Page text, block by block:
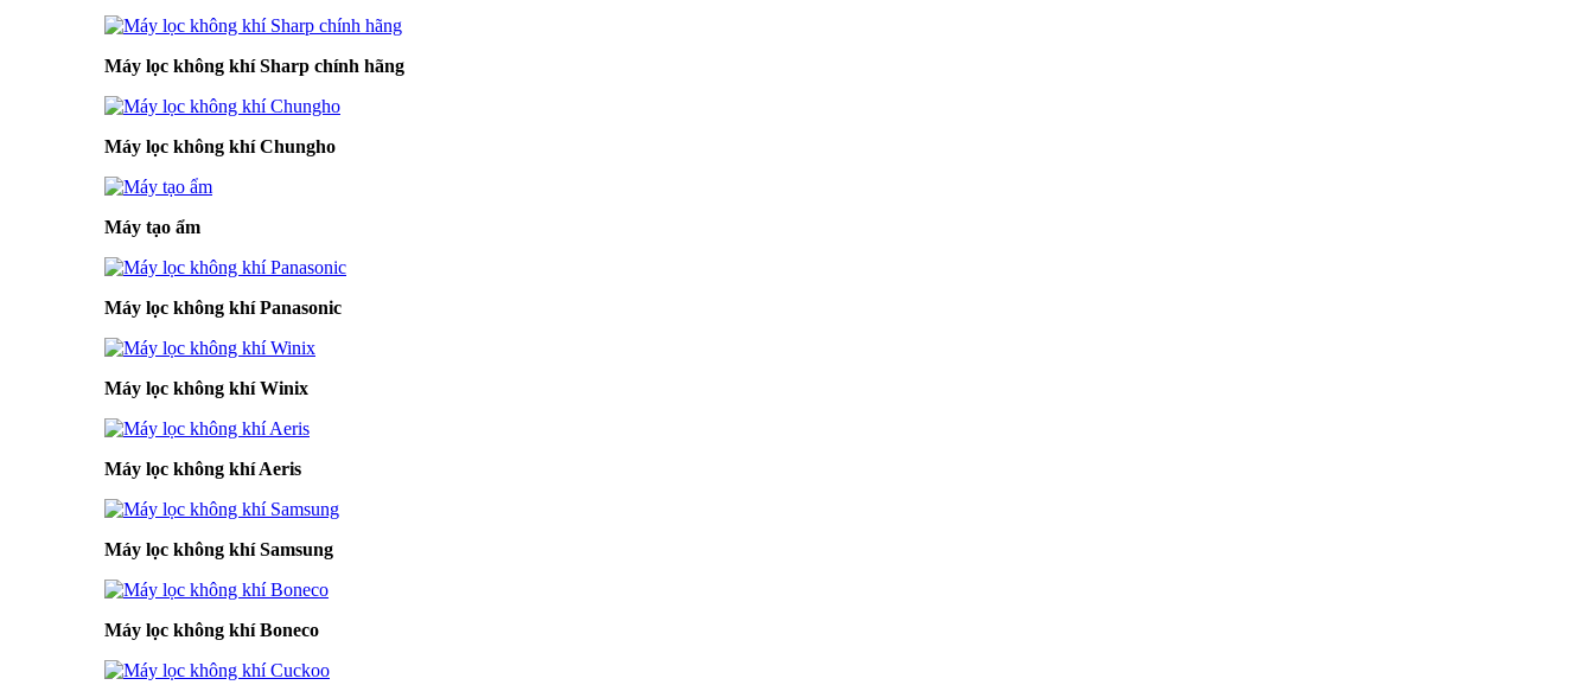
Máy lọc không khí Sharp chính hãng
Máy lọc không khí Chungho
Máy tạo ẩm
Máy lọc không khí Panasonic
Máy lọc không khí Winix
Máy lọc không khí Aeris
Máy lọc không khí Samsung
Máy lọc không khí Boneco